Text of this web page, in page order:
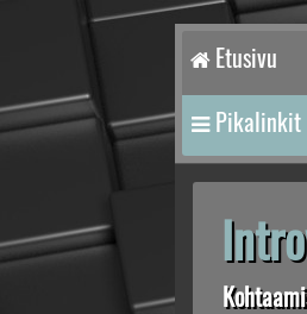
Etusivu
Pikalinkit